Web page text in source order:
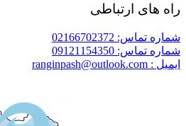
راه های ارتباطی
شماره تماس: 02166702372
شماره تماس: 09121154350
ایمیل : ranginpash@outlook.com